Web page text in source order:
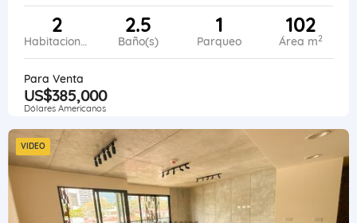
2
Habitaciones
2.5
Baño(s)
1
Parqueo
102
Área m2
Para Venta
US$385,000
Dólares Americanos
VIDEO